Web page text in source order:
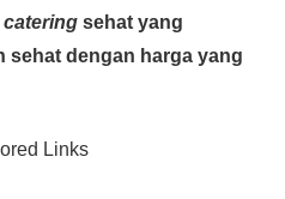
catering sehat yang
sehat dengan harga yang
Links